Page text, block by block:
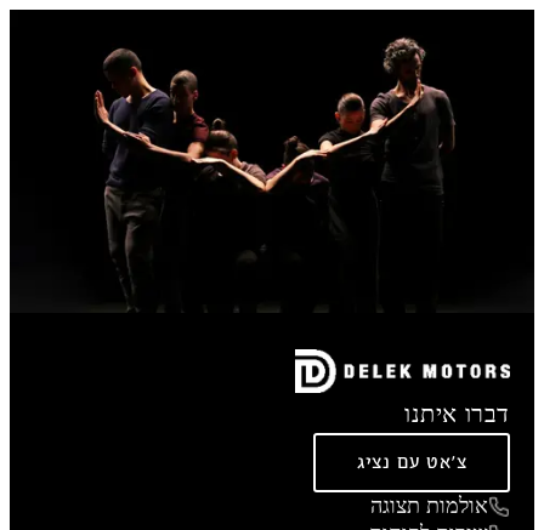
דברו איתנו
צ'אט עם נציג
אולמות תצוגה